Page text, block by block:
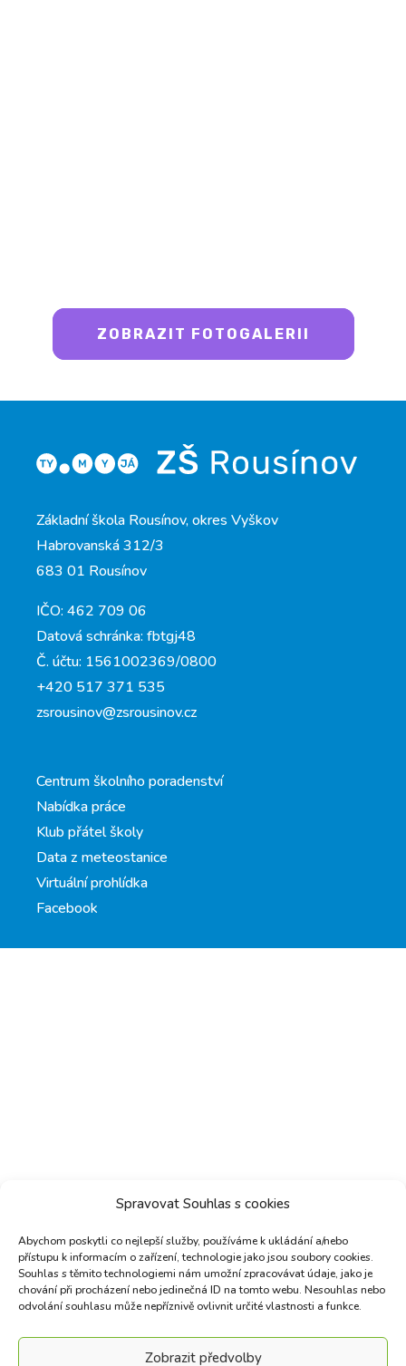
Spravovat Souhlas s cookies
Abychom poskytli co nejlepší služby, používáme k ukládání a/nebo
přístupu k informacím o zařízení, technologie jako jsou soubory cookies.
Souhlas s těmito technologiemi nám umožní zpracovávat údaje, jako je
chování při procházení nebo jedinečná ID na tomto webu. Nesouhlas nebo
odvolání souhlasu může nepříznivě ovlivnit určité vlastnosti a funkce.
Zobrazit předvolby
ZOBRAZIT FOTOGALERII
Základní škola Rousínov, okres Vyškov
Habrovanská 312/3
683 01 Rousínov
IČO: 462 709 06
Datová schránka: fbtgj48
Č. účtu: 1561002369/0800
+420 517 371 535
zsrousinov@zsrousinov.cz
Centrum školního poradenství
Nabídka práce
Klub přátel školy
Data z meteostanice
Virtuální prohlídka
Facebook